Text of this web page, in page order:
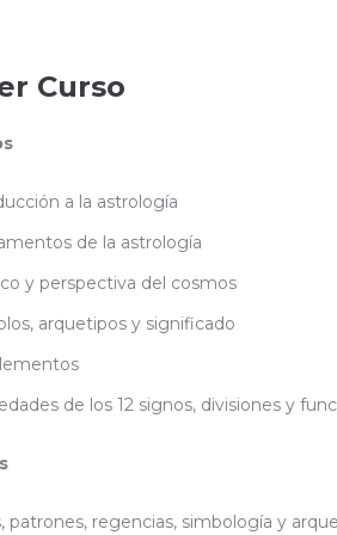
Curso
a la astrología
de la astrología
y perspectiva del cosmos
arquetipos y significado
de los 12 signos, divisiones y
patrones, regencias, simbología y